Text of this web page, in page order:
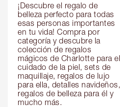
¡Descubre el regalo de
belleza perfecto para todas
esas personas importantes
en tu vida! Compra por
categoría y descubre la
colección de regalos
mágicos de Charlotte para el
cuidado de la piel, sets de
maquillaje, regalos de lujo
para ella, detalles navideños,
regalos de belleza para él y
mucho más.